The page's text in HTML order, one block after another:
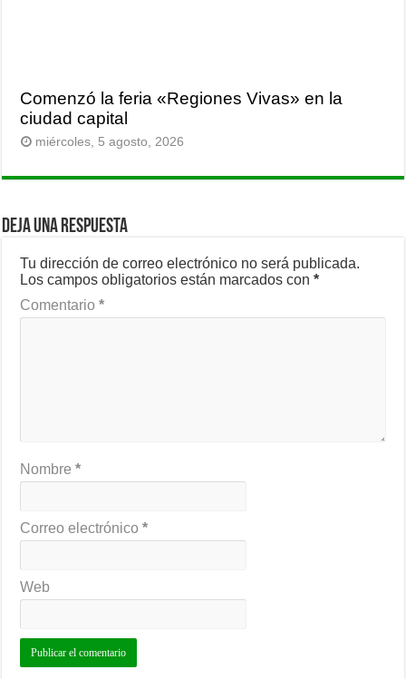
Comenzó la feria «Regiones Vivas» en la
ciudad capital
miércoles, 5 agosto, 2026
Deja una respuesta
Tu dirección de correo electrónico no será publicada.
Los campos obligatorios están marcados con*
Comentario*
Nombre*
Correo electrónico*
Web